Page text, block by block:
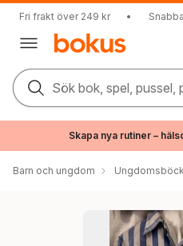
Fri frakt över 249 kr •
Sök bok, spel, pussel,
Skapa nya rutiner –
Barn och ungdom